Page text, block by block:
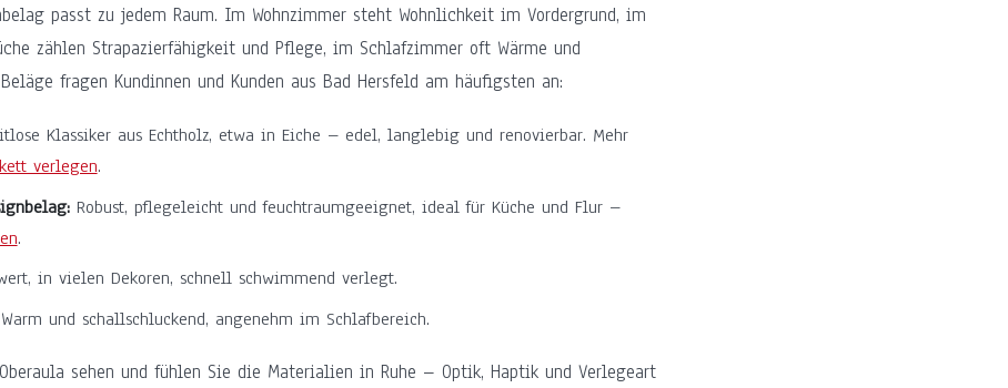
passt zu jedem Raum. Im Wohnzimmer steht Wohnlichkeit im Vordergrund, im
zählen Strapazierfähigkeit und Pflege, im Schlafzimmer oft Wärme und
fragen Kundinnen und Kunden aus Bad Hersfeld am häufigsten an:
Klassiker aus Echtholz, etwa in Eiche – edel, langlebig und renovierbar. Mehr
verlegen.
Robust, pflegeleicht und feuchtraumgeeignet, ideal für Küche und Flur –
.
in vielen Dekoren, schnell schwimmend verlegt.
und schallschluckend, angenehm im Schlafbereich.
sehen und fühlen Sie die Materialien in Ruhe – Optik, Haptik und Verlegeart